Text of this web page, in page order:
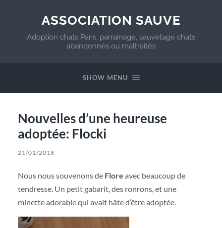
ASSOCIATION SAUVE
Adoption chats Paris, parrainage, sauvetage chats
abandonnés ou maltraités
SHOW MENU
Nouvelles d’une heureuse
adoptée: Flocki
21/01/2018
Nous nous souvenons de Flore avec beaucoup de
tendresse. Un petit gabarit, des ronrons, et une
minette adorable qui avait hâte d’être adoptée.